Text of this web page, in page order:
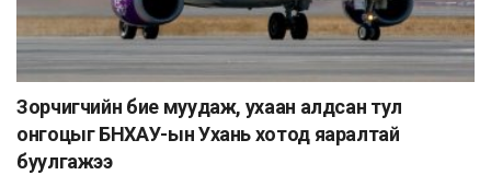
Зорчигчийн бие муудаж, ухаан алдсан тул
онгоцыг БНХАУ-ын Ухань хотод яаралтай
буулгажээ